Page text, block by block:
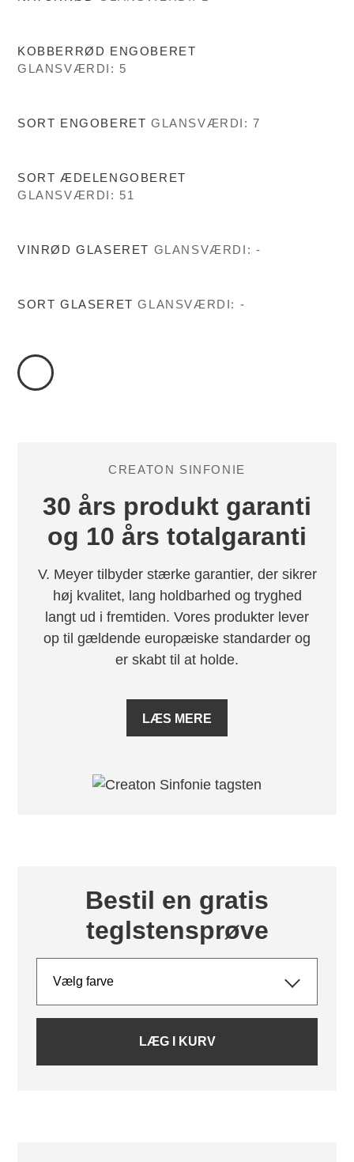
KOBBERRØD ENGOBERET
GLANSVÆRDI: 5
SORT ENGOBERET GLANSVÆRDI: 7
SORT ÆDELENGOBERET
GLANSVÆRDI: 51
VINRØD GLASERET GLANSVÆRDI: -
SORT GLASERET GLANSVÆRDI: -
CREATON SINFONIE
30 års produkt garanti
og 10 års totalgaranti
V. Meyer tilbyder stærke garantier, der sikrer
høj kvalitet, lang holdbarhed og tryghed
langt ud i fremtiden. Vores produkter lever
op til gældende europæiske standarder og
er skabt til at holde.
LÆS MERE
Bestil en gratis
teglstensprøve
LÆG I KURV